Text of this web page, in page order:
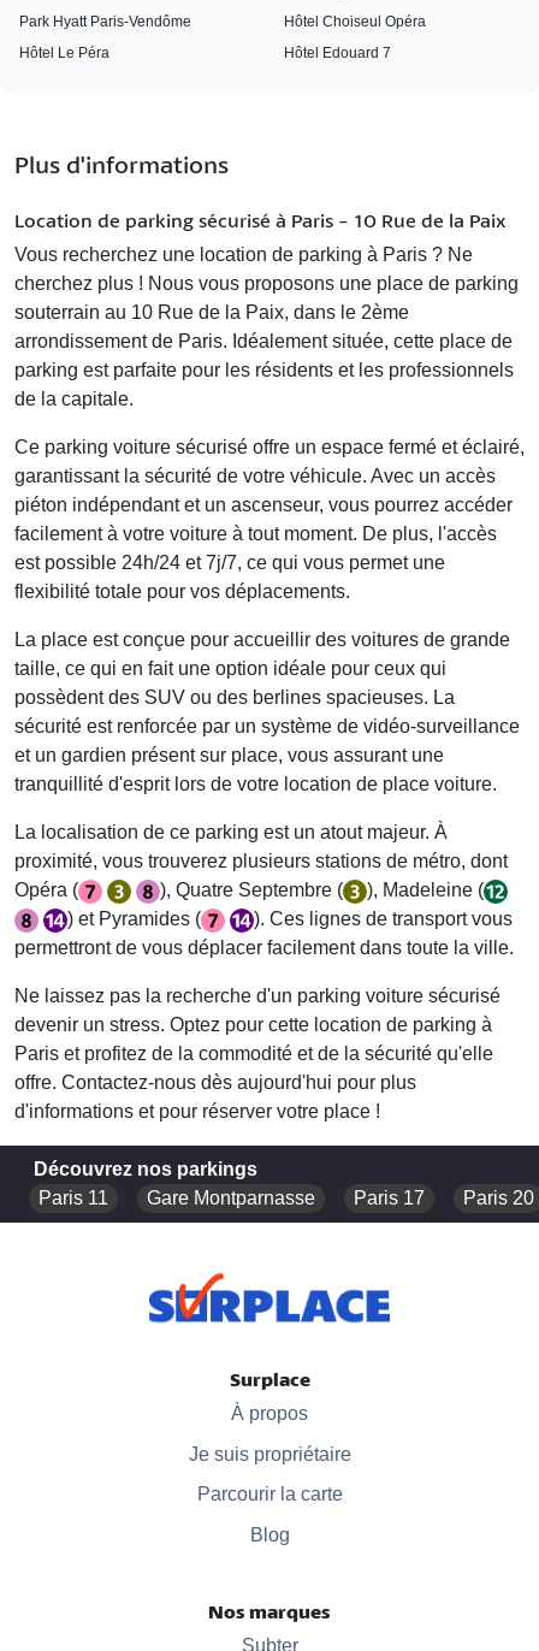
Park Hyatt Paris-Vendôme
Hôtel Choiseul Opéra
Hôtel Le Péra
Hôtel Edouard 7
Plus d'informations
Location de parking sécurisé à Paris - 10 Rue de la Paix
Vous recherchez une location de parking à Paris ? Ne
cherchez plus ! Nous vous proposons une place de parking
souterrain au 10 Rue de la Paix, dans le 2ème
arrondissement de Paris. Idéalement située, cette place de
parking est parfaite pour les résidents et les professionnels
de la capitale.
Ce parking voiture sécurisé offre un espace fermé et éclairé,
garantissant la sécurité de votre véhicule. Avec un accès
piéton indépendant et un ascenseur, vous pourrez accéder
facilement à votre voiture à tout moment. De plus, l'accès
est possible 24h/24 et 7j/7, ce qui vous permet une
flexibilité totale pour vos déplacements.
La place est conçue pour accueillir des voitures de grande
taille, ce qui en fait une option idéale pour ceux qui
possèdent des SUV ou des berlines spacieuses. La
sécurité est renforcée par un système de vidéo-surveillance
et un gardien présent sur place, vous assurant une
tranquillité d'esprit lors de votre location de place voiture.
La localisation de ce parking est un atout majeur. À
proximité, vous trouverez plusieurs stations de métro, dont
Opéra ( ), Quatre Septembre ( ), Madeleine (
) et Pyramides (
). Ces lignes de transport vous
permettront de vous déplacer facilement dans toute la ville.
Ne laissez pas la recherche d'un parking voiture sécurisé
devenir un stress. Optez pour cette location de parking à
Paris et profitez de la commodité et de la sécurité qu'elle
offre. Contactez-nous dès aujourd'hui pour plus
d'informations et pour réserver votre place !
Découvrez nos parkings
Paris 11
Gare Montparnasse Paris 17 Paris 20
Surplace
À propos
Je suis propriétaire
Parcourir la carte
Blog
Nos marques
Subter